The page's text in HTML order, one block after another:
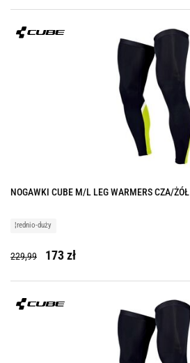
NOGAWKI CUBE M/L LEG WARMERS CZA/ŻÓŁ
¦rednio-duży
229,99 173 zł